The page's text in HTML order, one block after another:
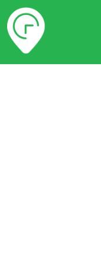
Разписание